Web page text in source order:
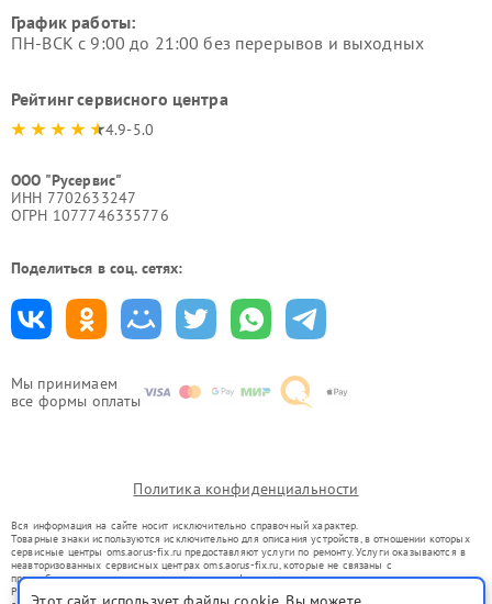
Мы принимаем
все формы оплаты
График работы:
ПН-ВСК с 9:00 до 21:00 без перерывов и выходных
Рейтинг сервисного центра
4.9-5.0
ООО "Русервис"
ИНН 7702633247
ОГРН 1077746335776
Поделиться в соц. сетях:
Политика конфиденциальности
Вся информация на сайте носит исключительно справочный характер.
Товарные знаки используются исключительно для описания устройств, в отношении которых
сервисные центры oms.aorus-fix.ru предоставляют услуги по ремонту. Услуги оказываются в
неавторизованных сервисных центрах oms.aorus-fix.ru, которые не связаны с
правообладателями товарных знаков или их официальными представителями.
Ремонт осуществляется для устройств, уже введенных в гражданский оборот в соответствии